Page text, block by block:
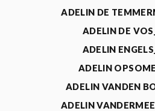
ADELIN DE
ADELIN DE
ADELIN
ADELIN
ADELIN VANDEN
ADELIN